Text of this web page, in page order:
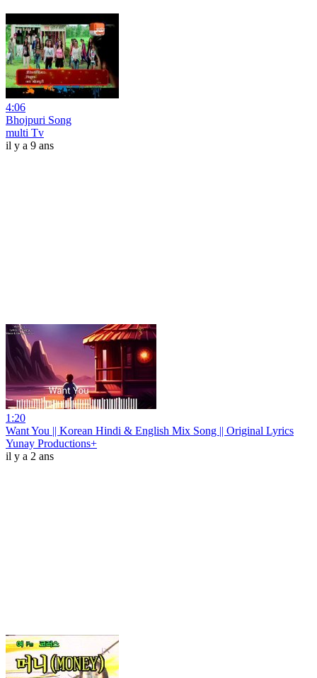
4:06
Bhojpuri Song
multi Tv
il y a 9 ans
1:20
Want You || Korean Hindi & English Mix Song || Original Lyrics
Yunay Productions+
il y a 2 ans